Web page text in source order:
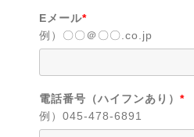
Eメール*
例）〇〇＠〇〇.co.jp
電話番号（ハイフンあり） *
例）045-478-6891